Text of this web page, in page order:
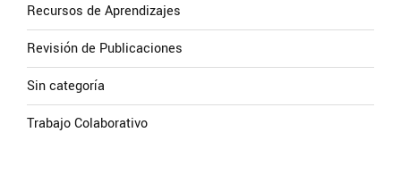
Recursos de Aprendizajes
Revisión de Publicaciones
Sin categoría
Trabajo Colaborativo